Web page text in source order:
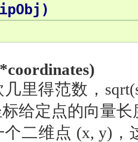
里得范数，
给定点的向量长
个二维点 (x, y)，